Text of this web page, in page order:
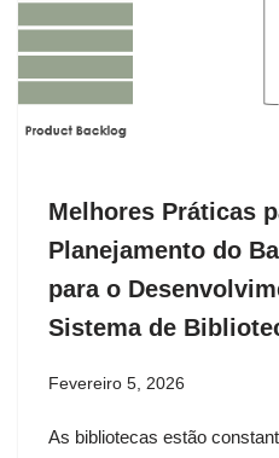
Melhores Práticas
Planejamento do
para o
Sistema de
Fevereiro 5, 2026
As bibliotecas estão